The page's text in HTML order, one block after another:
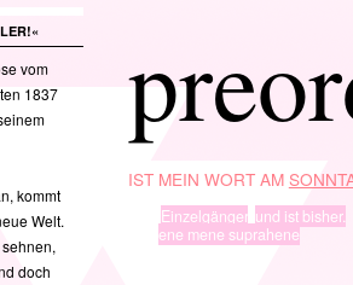
IST MEIN WORT AM
Einzelgänger, und ist bisher.
ene mene suprahene
vom
1837
kommt
Welt.
doch